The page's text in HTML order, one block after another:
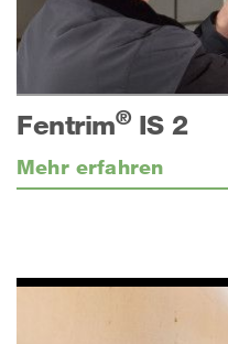
Fentrim®IS 2
Mehr erfahren